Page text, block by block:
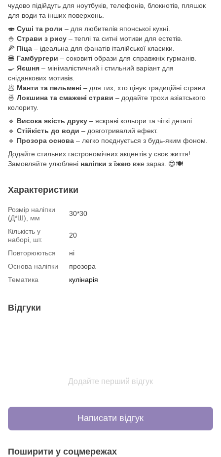
чудово підійдуть для ноутбуків, телефонів, блокнотів, пляшок
для води та інших поверхонь.
🍣 Суші та роли – для любителів японської кухні.
🍚 Страви з рису – теплі та ситні мотиви для естетів.
🍕 Піца – ідеальна для фанатів італійської класики.
🍔 Гамбургери – соковиті образи для справжніх гурманів.
🍳 Яєшня – мінімалістичний і стильний варіант для
сніданкових мотивів.
🥟 Манти та пельмені – для тих, хто цінує традиційні страви.
🍜 Локшина та смажені страви – додайте трохи азіатського
колориту.
🔹 Висока якість друку – яскраві кольори та чіткі деталі.
🔹 Стійкість до води – довготривалий ефект.
🔹 Прозора основа – легко поєднується з будь-яким фоном.
Додайте стильних гастрономічних акцентів у своє життя!
Замовляйте улюблені наліпки з їжею вже зараз. 😍🍽️
Характеристики
Розмір наліпки
(Д*Ш), мм
30*30
Кількість у
наборі, шт.
20
Повторюються
ні
Основа наліпки
прозора
Тематика
кулінарія
Відгуки
Додайте перший відгук
Написати відгук
Поширити у соцмережах